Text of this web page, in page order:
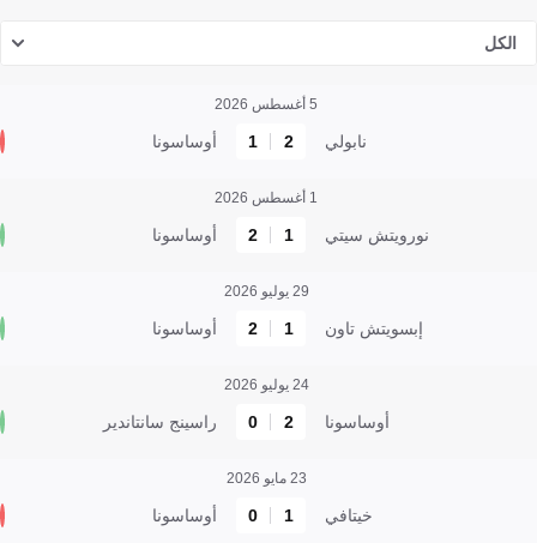
الكل
5 أغسطس 2026
نابولي 2
1 أوساسونا
1 أغسطس 2026
نورويتش سيتي 1
2 أوساسونا
29 يوليو 2026
إبسويتش تاون 1
2 أوساسونا
24 يوليو 2026
أوساسونا 2
0 راسينج سانتاندير
23 مايو 2026
خيتافي 1
0 أوساسونا